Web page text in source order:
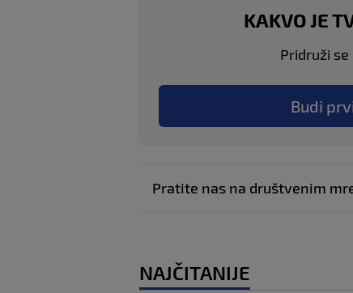
KAKVO JE
Pridruži
Budi
Pratite nas na društvenim
NAJČITANIJE